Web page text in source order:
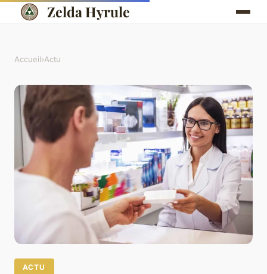
Zelda Hyrule
Accueil›Actu
ACTU